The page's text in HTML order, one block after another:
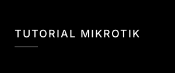
TUTORIAL MIKROTIK